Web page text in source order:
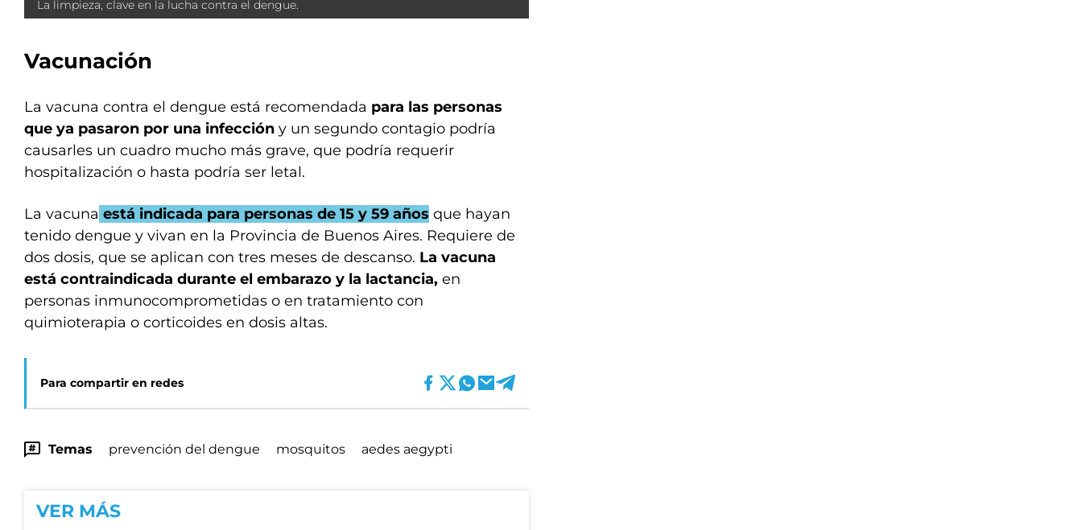
La limpieza, clave en la lucha contra el dengue.
Vacunación
La vacuna contra el dengue está recomendada para las personas
que ya pasaron por una infección y un segundo contagio podría
causarles un cuadro mucho más grave, que podría requerir
hospitalización o hasta podría ser letal.
La vacuna está indicada para personas de 15 y 59 años que hayan
tenido dengue y vivan en la Provincia de Buenos Aires. Requiere de
dos dosis, que se aplican con tres meses de descanso. La vacuna
está contraindicada durante el embarazo y la lactancia, en
personas inmunocomprometidas o en tratamiento con
quimioterapia o corticoides en dosis altas.
Para compartir en redes
Temas prevención del dengue mosquitos aedes aegypti
VER MÁS